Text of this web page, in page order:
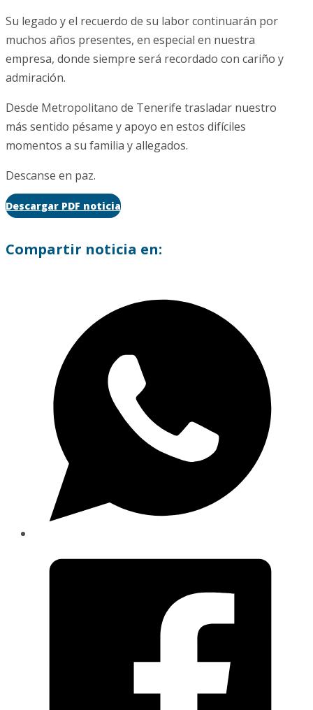
Su legado y el recuerdo de su labor continuarán por
muchos años presentes, en especial en nuestra
empresa, donde siempre será recordado con cariño y
admiración.
Desde Metropolitano de Tenerife trasladar nuestro
más sentido pésame y apoyo en estos difíciles
momentos a su familia y allegados.
Descanse en paz.
Descargar PDF noticia
Compartir noticia en: